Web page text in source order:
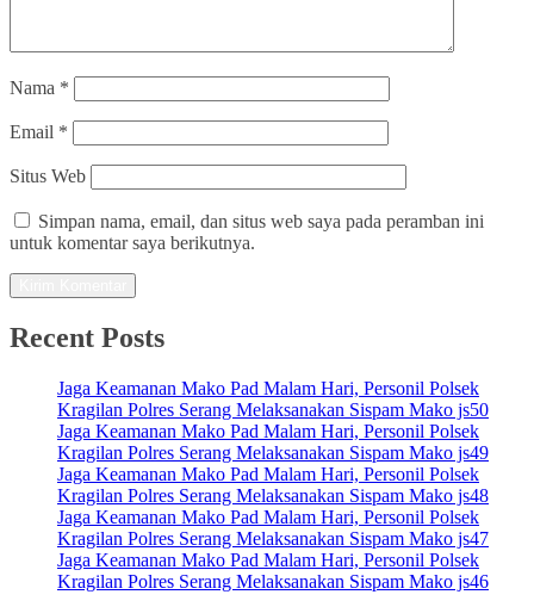
Nama *
Email *
Situs Web
Simpan nama, email, dan situs web saya pada peramban ini
untuk komentar saya berikutnya.
Recent Posts
Jaga Keamanan Mako Pad Malam Hari, Personil Polsek
Kragilan Polres Serang Melaksanakan Sispam Mako js50
Jaga Keamanan Mako Pad Malam Hari, Personil Polsek
Kragilan Polres Serang Melaksanakan Sispam Mako js49
Jaga Keamanan Mako Pad Malam Hari, Personil Polsek
Kragilan Polres Serang Melaksanakan Sispam Mako js48
Jaga Keamanan Mako Pad Malam Hari, Personil Polsek
Kragilan Polres Serang Melaksanakan Sispam Mako js47
Jaga Keamanan Mako Pad Malam Hari, Personil Polsek
Kragilan Polres Serang Melaksanakan Sispam Mako js46